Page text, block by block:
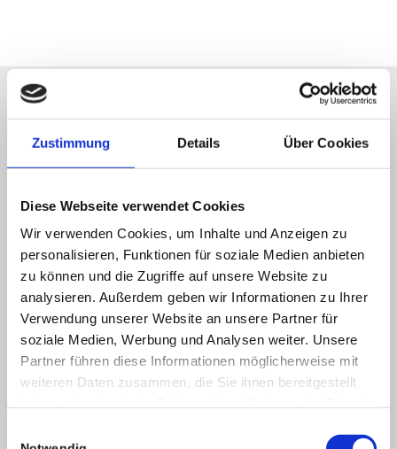
Zustimmung Details Über Cookies
Diese Webseite verwendet Cookies
Wir verwenden Cookies, um Inhalte und Anzeigen zu
personalisieren, Funktionen für soziale Medien anbieten
zu können und die Zugriffe auf unsere Website zu
analysieren. Außerdem geben wir Informationen zu Ihrer
Verwendung unserer Website an unsere Partner für
soziale Medien, Werbung und Analysen weiter. Unsere
Partner führen diese Informationen möglicherweise mit
weiteren Daten zusammen, die Sie ihnen bereitgestellt
Move your WordPress
Unhack your WordPress
PARTNER
Green Wide Web